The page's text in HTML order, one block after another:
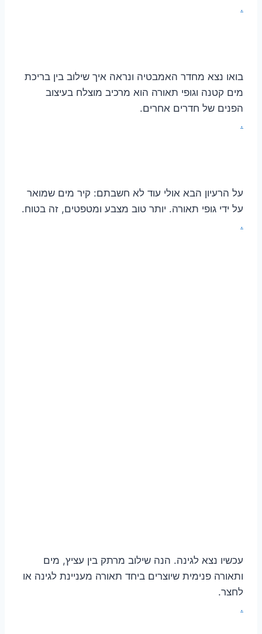
.
בואו נצא מחדר האמבטיה ונראה איך שילוב בין בריכת
מים קטנה וגופי תאורה הוא מרכיב מוצלח בעיצוב
הפנים של חדרים אחרים.
.
על הרעיון הבא אולי עוד לא חשבתם: קיר מים שמואר
על ידי גופי תאורה. יותר טוב מצבע ומטפטים, זה בטוח.
.
עכשיו נצא לגינה. הנה שילוב מרתק בין עציץ, מים
ותאורה פנימית שיוצרים ביחד תאורה מעניינת לגינה או
לחצר.
.